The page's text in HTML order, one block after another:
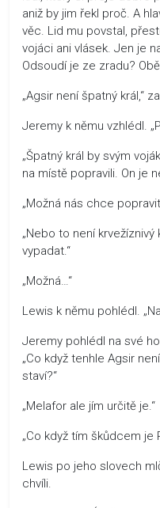
aniž by jim řekl proč. A
věc. Lid mu povstal,
vojáci ani vlásek. Jen je
Odsoudí je ze zradu?
„Agsir není špatný král,“
Jeremy k němu vzhlédl.
„Špatný král by svým
na místě popravili. On je
„Možná nás chce
„Nebo to není
vypadat.“
„Možná…“
Lewis k němu pohlédl.
Jeremy pohlédl na své
„Co když tenhle Agsir
staví?“
„Melafor ale jím určitě je.“
„Co když tím škůdcem je
Lewis po jeho slovech
chvíli.